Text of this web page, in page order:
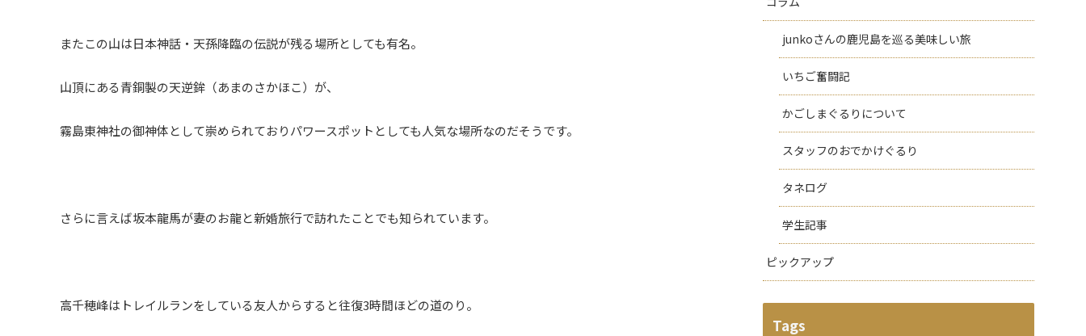
またこの山は日本神話・天孫降臨の伝説が残る場所としても有名。
山頂にある青銅製の天逆鉾（あまのさかほこ）が、
霧島東神社の御神体として崇められておりパワースポットとしても人気な場所なのだそうです。
さらに言えば坂本龍馬が妻のお龍と新婚旅行で訪れたことでも知られています。
高千穂峰はトレイルランをしている友人からすると往復3時間ほどの道のり。
junkoさんの鹿児島を巡る美味しい旅
いちご奮闘記
かごしまぐるりについて
スタッフのおでかけぐるり
タネログ
学生記事
ピックアップ
Tags